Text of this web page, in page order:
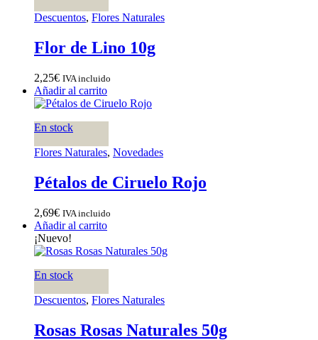
Descuentos, Flores Naturales
Flor de Lino 10g
2,25€ IVA incluido
Añadir al carrito
En stock
Flores Naturales, Novedades
Pétalos de Ciruelo Rojo
2,69€ IVA incluido
Añadir al carrito
¡Nuevo!
En stock
Descuentos, Flores Naturales
Rosas Rosas Naturales 50g